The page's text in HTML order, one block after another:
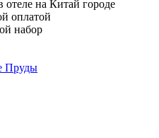
оплатой
набор
Пруды